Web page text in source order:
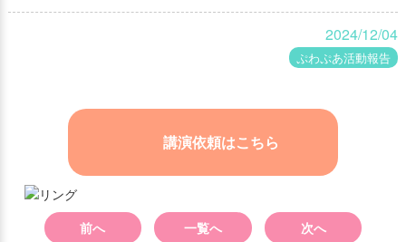
2024/12/04
ぷわぷあ活動報告
講演依頼はこちら
前へ 一覧へ 次へ